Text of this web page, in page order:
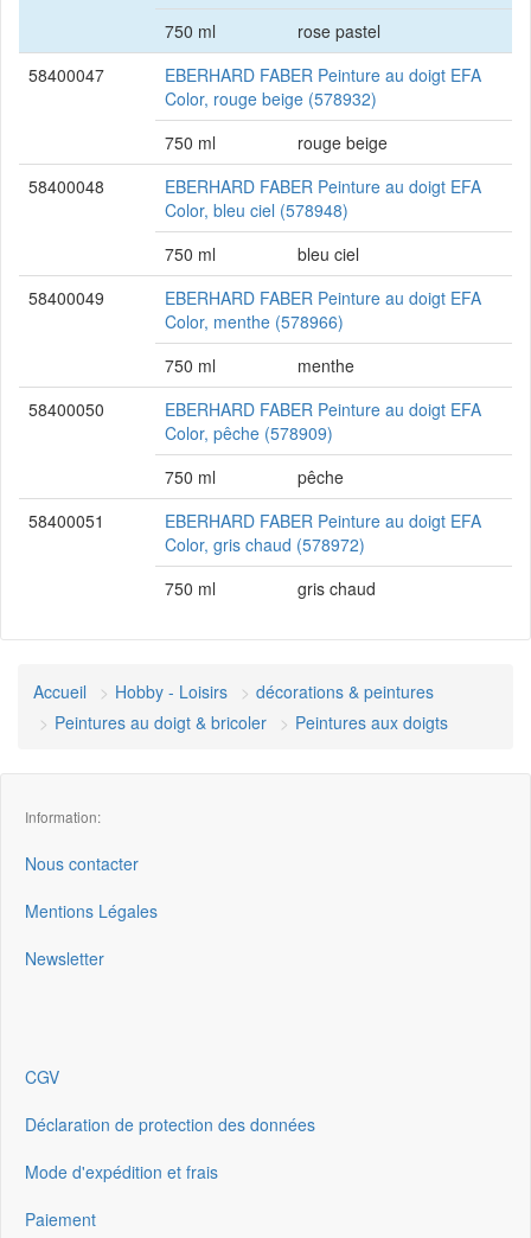
750 ml
rose pastel
58400047
EBERHARD FABER Peinture au doigt EFA
Color, rouge beige (578932)
750 ml
rouge beige
58400048
EBERHARD FABER Peinture au doigt EFA
Color, bleu ciel (578948)
750 ml
bleu ciel
58400049
EBERHARD FABER Peinture au doigt EFA
Color, menthe (578966)
750 ml
menthe
58400050
EBERHARD FABER Peinture au doigt EFA
Color, pêche (578909)
750 ml
pêche
58400051
EBERHARD FABER Peinture au doigt EFA
Color, gris chaud (578972)
750 ml
gris chaud
Accueil Hobby - Loisirs
décorations & peintures
Peintures au doigt & bricoler
Peintures aux doigts
Information:
Nous contacter
Mentions Légales
Newsletter
CGV
Déclaration de protection des données
Mode d'expédition et frais
Paiement